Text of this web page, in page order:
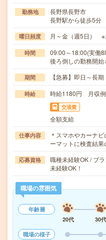
勤務地
長野県長野市
長野駅から徒歩5分
曜日頻度 月～金（週5日） ※
時間
09:00～18:00(実働
後ろ倒しの勤務開
期間 【急募】即日～長
時給 時給1180円 月収
交通費
全額支給
仕事内容
＊スマホやカーナ
ーマットに検査結
応募資格
職種未経験OK / ブ
未経験OK！
職場の雰囲気
年齢層
20代
30代
職場の様子